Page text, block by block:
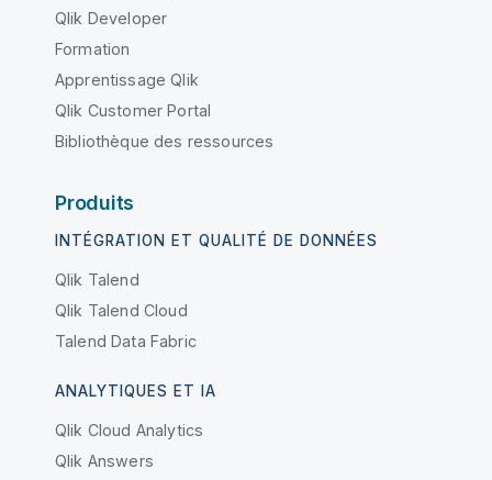
Qlik Developer
Formation
Apprentissage Qlik
Qlik Customer Portal
Bibliothèque des ressources
Produits
INTÉGRATION ET QUALITÉ DE DONNÉES
Qlik Talend
Qlik Talend Cloud
Talend Data Fabric
ANALYTIQUES ET IA
Qlik Cloud Analytics
Qlik Answers